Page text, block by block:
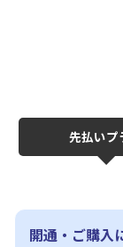
先払いプ
開通・ご購入